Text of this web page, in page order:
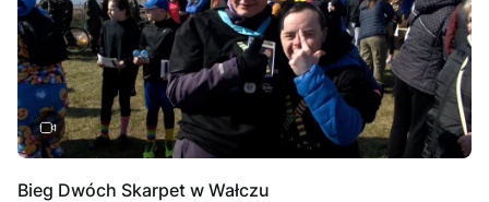
Bieg Dwóch Skarpet w Wałczu